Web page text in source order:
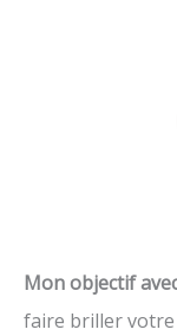
Mon objectif
faire briller